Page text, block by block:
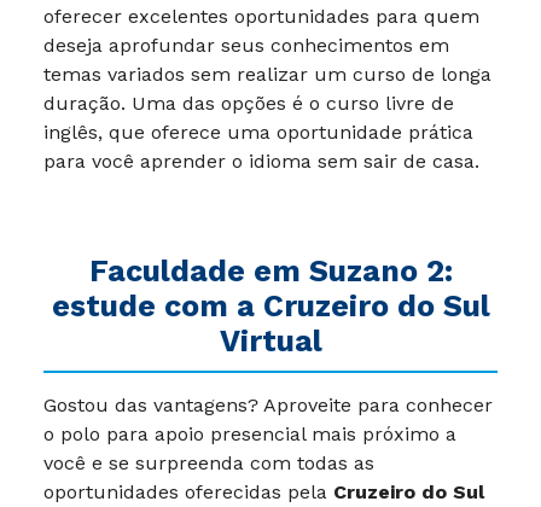
oferecer excelentes oportunidades para quem
deseja aprofundar seus conhecimentos em
temas variados sem realizar um curso de longa
duração. Uma das opções é o curso livre de
inglês, que oferece uma oportunidade prática
para você aprender o idioma sem sair de casa.
Faculdade em Suzano 2:
estude com a Cruzeiro do Sul
Virtual
Gostou das vantagens? Aproveite para conhecer
o polo para apoio presencial mais próximo a
você e se surpreenda com todas as
oportunidades oferecidas pela Cruzeiro do Sul